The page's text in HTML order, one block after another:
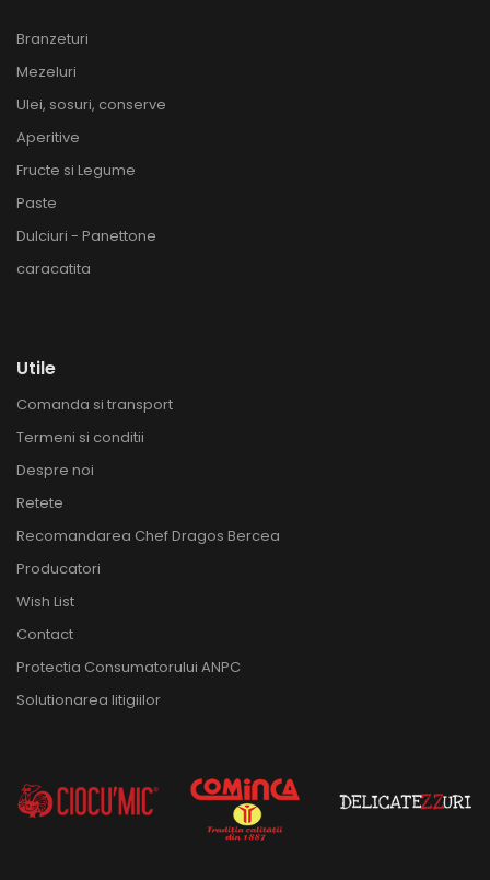
Branzeturi
Mezeluri
Ulei, sosuri, conserve
Aperitive
Fructe si Legume
Paste
Dulciuri - Panettone
caracatita
Utile
Comanda si transport
Termeni si conditii
Despre noi
Retete
Recomandarea Chef Dragos Bercea
Producatori
Wish List
Contact
Protectia Consumatorului ANPC
Solutionarea litigiilor